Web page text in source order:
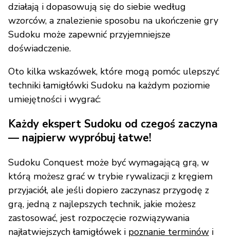
działają i dopasowują się do siebie według
wzorców, a znalezienie sposobu na ukończenie gry
Sudoku może zapewnić przyjemniejsze
doświadczenie.
Oto kilka wskazówek, które mogą pomóc ulepszyć
techniki łamigłówki Sudoku na każdym poziomie
umiejętności i wygrać:
Każdy ekspert Sudoku od czegoś zaczyna
— najpierw wypróbuj łatwe!
Sudoku Conquest może być wymagającą grą, w
którą możesz grać w trybie rywalizacji z kręgiem
przyjaciół, ale jeśli dopiero zaczynasz przygodę z
grą, jedną z najlepszych technik, jakie możesz
zastosować, jest rozpoczęcie rozwiązywania
najłatwiejszych łamigłówek i poznanie terminów i